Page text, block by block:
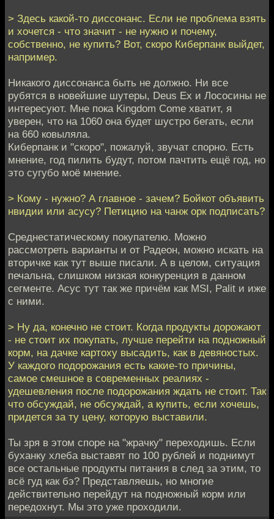
> Здесь какой-то диссонанс. Если не проблема взять
и хочется - что значит - не нужно и почему,
собственно, не купить? Вот, скоро Киберпанк выйдет,
например.
Никакого диссонанса быть не должно. Ни все
рубятся в новейшие шутеры, Deus Ex и Лососины не
интересуют. Мне пока Kingdom Come хватит, я
уверен, что на 1060 она будет шустро бегать, если
на 660 ковыляла.
Киберпанк и "скоро", пожалуй, звучат спорно. Есть
мнение, год пилить будут, потом пачтить ещё год, но
это сугубо моё мнение.
> Кому - нужно? А главное - зачем? Бойкот объявить
нвидии или асусу? Петицию на чанж орк подписать?
Среднестатическому покупателю. Можно
рассмотреть варианты и от Радеон, можно искать на
вторичке как тут выше писали. А в целом, ситуация
печальна, слишком низкая конкуренция в данном
сегменте. Асус тут так же причём как MSI, Palit и иже
с ними.
> Ну да, конечно не стоит. Когда продукты дорожают
- не стоит их покупать, лучше перейти на подножный
корм, на дачке картоху высадить, как в девяностых.
У каждого подорожания есть какие-то причины,
самое смешное в современных реалиях -
удешевления после подорожания ждать не стоит. Так
что обсуждай, не обсуждай, а купить, если хочешь,
придется за ту цену, которую выставили.
Ты зря в этом споре на "жрачку" переходишь. Если
буханку хлеба выставят по 100 рублей и поднимут
все остальные продукты питания в след за этим, то
всё гуд как бэ? Представляешь, но многие
действительно перейдут на подножный корм или
передохнут. Мы это уже проходили.